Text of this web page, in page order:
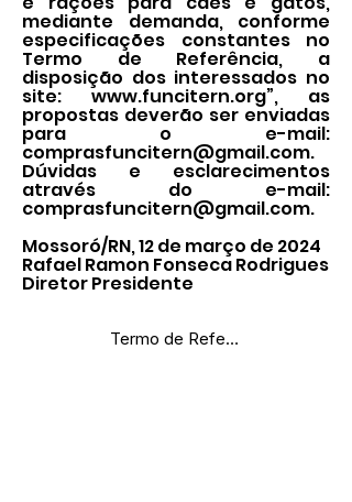
mediante demanda, conforme
especificações constantes no
Termo de Referência, a
disposição dos interessados no
site:www.funcitern.org”, as
propostas deverão ser enviadas
para o e-mail:
comprasfuncitern@gmail.com.
Dúvidas e esclarecimentos
através do e-mail:
comprasfuncitern@gmail.com.
Mossoró/RN, 12 de março de 2024
Rafael Ramon Fonseca Rodrigues
Diretor Presidente
Termo de Referência